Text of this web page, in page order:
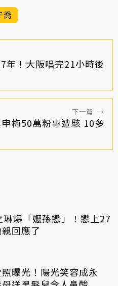
喬
年！大阪唱完21小時後
下一篇 →
梅50萬粉專遭駭 10多
琳爆「嬤孫戀」！戀上27
回應了
曝光！陽光笑容成永